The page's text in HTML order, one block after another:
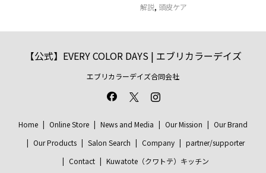
解説, 頭皮ケア
【公式】EVERY COLOR DAYS | エブリカラーデイズ
エブリカラーデイズ合同会社
Home Online Store News and Media Our Mission
Our Brand
Our Products
Salon Search Company
partner/supporter
Contact
Kuwatote（クワトテ）キッチン